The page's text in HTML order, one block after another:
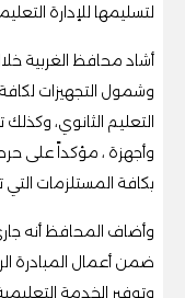
لتسليمها للإدارة
أشاد محافظ الغربية
وشمول التجهيزات
التعليم الثانوي، وكذلك
وأجهزة ، مؤكداً على
بكافة المستلزمات التي
ضمن أعمال المبادرة
وتوفير الخدمة